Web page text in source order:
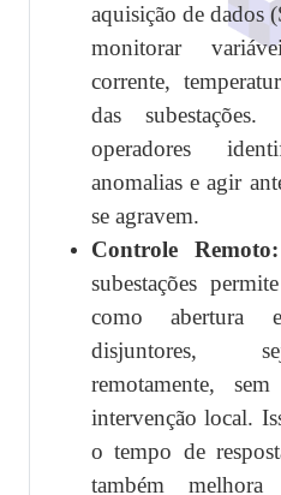
aquisição de dados
monitorar
corrente,
das
operadores
anomalias e agir
se agravem.
Controle Remoto:
subestações
como abertura
disjuntores,
remotamente,
intervenção local.
o tempo de
também